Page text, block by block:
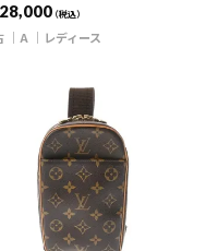
（税込）
A レディース